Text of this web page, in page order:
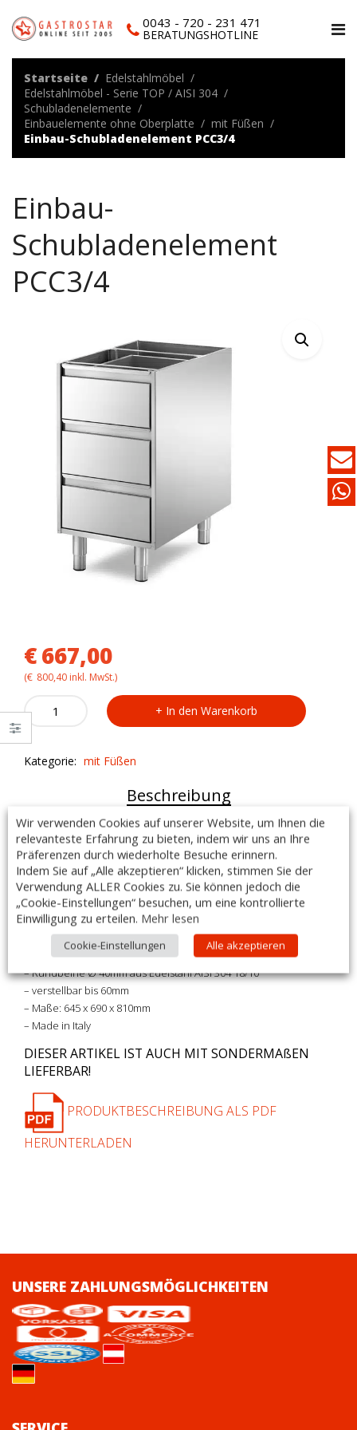
0043 - 720 - 231 471
BERATUNGSHOTLINE
Startseite
Edelstahlmöbel
Edelstahlmöbel - Serie TOP / AISI 304
Schubladenelemente
Einbauelemente ohne Oberplatte
mit Füßen
Einbau-Schubladenelement PCC3/4
Einbau-
Schubladenelement
PCC3/4
€667,00
(€ 800,40 inkl. MwSt.)
Schubladenelement
quantity
In den Warenkorb
Kategorie: mit Füßen
Beschreibung
Einbau – Schubladenelement PCC3/4 ohne
Oberplatte mit Füßen
Ausführung:
– 3 Schubläden ( 150mm hoch )
– Vollauszug durch verzinkte Teleskopgleitschienen
– total gefertigt aus Edelstahl AISI 304 18/10
– geschliffen, Scotch Brite
– Rundbeine Ø 40mm aus Edelstahl AISI 304 18/10
– verstellbar bis 60mm
– Maße: 645 x 690 x 810mm
– Made in Italy
DIESER ARTIKEL IST AUCH MIT SONDERMAßEN
LIEFERBAR!
PRODUKTBESCHREIBUNG ALS PDF
HERUNTERLADEN
UNSERE ZAHLUNGSMÖGLICHKEITEN
Wir verwenden Cookies auf unserer Website, um Ihnen die
relevanteste Erfahrung zu bieten, indem wir uns an Ihre
Präferenzen durch wiederholte Besuche erinnern.
Indem Sie auf „Alle akzeptieren“ klicken, stimmen Sie der
Verwendung ALLER Cookies zu. Sie können jedoch die
„Cookie-Einstellungen“ besuchen, um eine kontrollierte
Einwilligung zu erteilen. Mehr lesen
Cookie-Einstellungen Alle akzeptieren